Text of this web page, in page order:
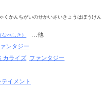
くかんちがいのせかいさいきょうはぼうけん
（なべしき）
…他
ンタジー
カライズ ファンタジー
イメント